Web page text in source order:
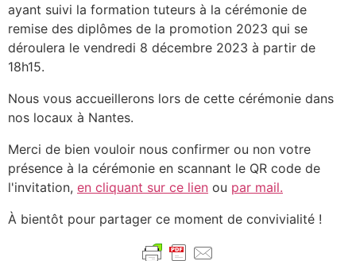
ayant suivi la formation tuteurs à la cérémonie de
remise des diplômes de la promotion 2023 qui se
déroulera le vendredi 8 décembre 2023 à partir de
18h15.
Nous vous accueillerons lors de cette cérémonie dans
nos locaux à Nantes.
Merci de bien vouloir nous confirmer ou non votre
présence à la cérémonie en scannant le QR code de
l'invitation, en cliquant sur ce lien ou par mail.
À bientôt pour partager ce moment de convivialité !